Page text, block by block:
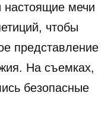
настоящие мечи
чтобы
представление
На съемках,
безопасные